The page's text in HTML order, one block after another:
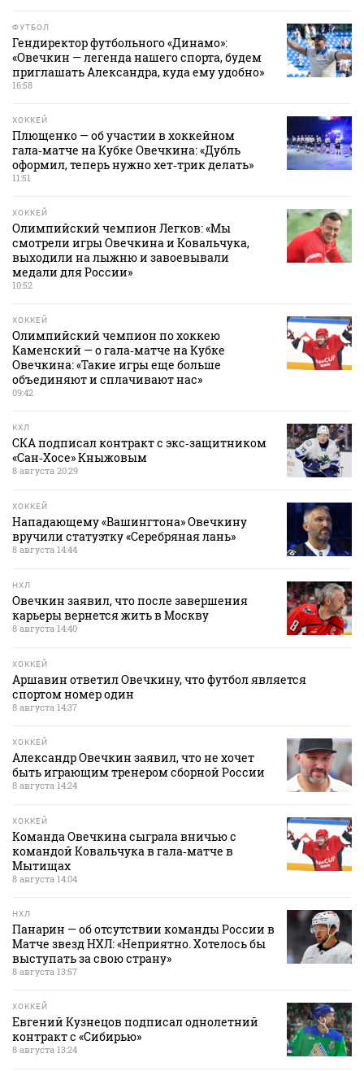
ФУТБОЛ
Гендиректор футбольного «Динамо»:
«Овечкин — легенда нашего спорта, будем
приглашать Александра, куда ему удобно»
16:58
ХОККЕЙ
Плющенко — об участии в хоккейном
гала‑матче на Кубке Овечкина: «Дубль
оформил, теперь нужно хет‑трик делать»
11:51
ХОККЕЙ
Олимпийский чемпион Легков: «Мы
смотрели игры Овечкина и Ковальчука,
выходили на лыжню и завоевывали
медали для России»
10:52
ХОККЕЙ
Олимпийский чемпион по хоккею
Каменский — о гала‑матче на Кубке
Овечкина: «Такие игры еще больше
объединяют и сплачивают нас»
09:42
КХЛ
СКА подписал контракт с экс‑защитником
«Сан‑Хосе» Кныжовым
8 августа 20:29
ХОККЕЙ
Нападающему «Вашингтона» Овечкину
вручили статуэтку «Серебряная лань»
8 августа 14:44
НХЛ
Овечкин заявил, что после завершения
карьеры вернется жить в Москву
8 августа 14:40
ХОККЕЙ
Аршавин ответил Овечкину, что футбол является
спортом номер один
8 августа 14:37
ХОККЕЙ
Александр Овечкин заявил, что не хочет
быть играющим тренером сборной России
8 августа 14:24
ХОККЕЙ
Команда Овечкина сыграла вничью с
командой Ковальчука в гала‑матче в
Мытищах
8 августа 14:04
НХЛ
Панарин — об отсутствии команды России в
Матче звезд НХЛ: «Неприятно. Хотелось бы
выступать за свою страну»
8 августа 13:57
ХОККЕЙ
Евгений Кузнецов подписал однолетний
контракт с «Сибирью»
8 августа 13:24